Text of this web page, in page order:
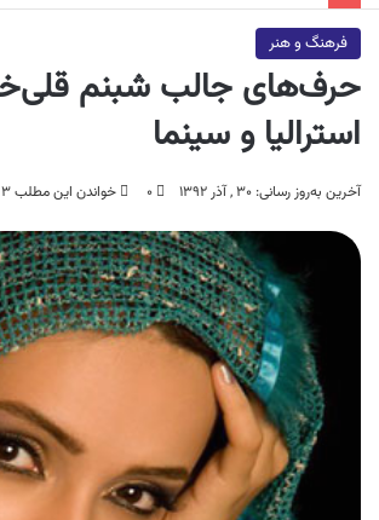
فرهنگ و هنر
حرف‌های جالب شبنم
استرالیا و سینما
آخرین به‌روز رسانی: ۳۰ , آذر ۱۳۹۲ ۰ خواندن این مطلب ۳ دقیقه زمان میبرد